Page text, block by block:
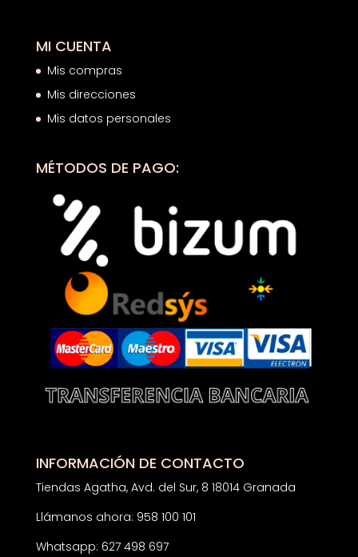
MI CUENTA
Mis compras
Mis direcciones
Mis datos personales
MÉTODOS DE PAGO:
INFORMACIÓN DE CONTACTO
Tiendas Agatha, Avd. del Sur, 8 18014 Granada
Llámanos ahora: 958 100 101
Whatsapp: 627 498 697